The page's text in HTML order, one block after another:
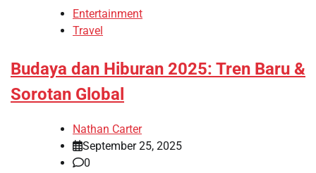
Entertainment
Travel
Budaya dan Hiburan 2025: Tren Baru &
Sorotan Global
Nathan Carter
September 25, 2025
0